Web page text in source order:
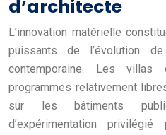
d’architecte
L’innovation matérielle
puissants de l’évolution de
contemporaine. Les villas
programmes relativement
sur les bâtiments
d’expérimentation